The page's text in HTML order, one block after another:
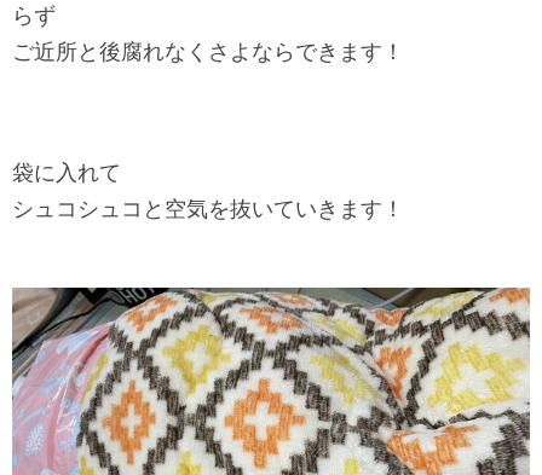
らず
ご近所と後腐れなくさよならできます！
袋に入れて
シュコシュコと空気を抜いていきます！